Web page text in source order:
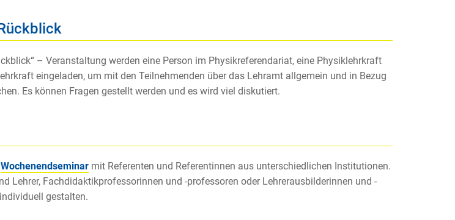
– Veranstaltung werden eine Person im Physikreferendariat, eine Physiklehrkraft
eingeladen, um mit den Teilnehmenden über das Lehramt allgemein und in Bezug
Es können Fragen gestellt werden und es wird viel diskutiert.
Wochenendseminarmit Referenten und Referentinnen aus unterschiedlichen Institutionen.
Lehrer, Fachdidaktikprofessorinnen und -professoren oder Lehrerausbilderinnen und -
gestalten.